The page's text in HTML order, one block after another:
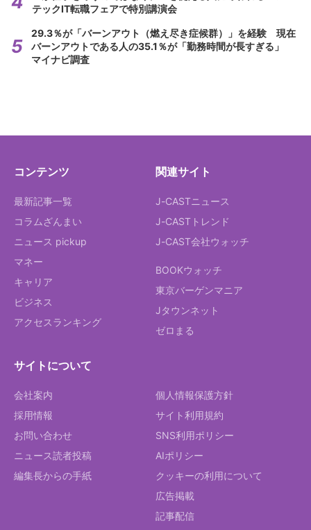
テックIT転職フェアで特別講演会
29.3％が「バーンアウト（燃え尽き症候群）」を経験 現在
バーンアウトである人の35.1％が「勤務時間が長すぎる」
マイナビ調査
コンテンツ
最新記事一覧
コラムざんまい
ニュース pickup
マネー
キャリア
ビジネス
アクセスランキング
関連サイト
J-CASTニュース
J-CASTトレンド
J-CAST会社ウォッチ
BOOKウォッチ
東京バーゲンマニア
Jタウンネット
ゼロまる
サイトについて
会社案内
採用情報
お問い合わせ
ニュース読者投稿
編集長からの手紙
個人情報保護方針
サイト利用規約
SNS利用ポリシー
AIポリシー
クッキーの利用について
広告掲載
記事配信